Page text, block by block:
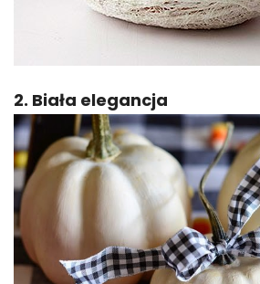
2. Biała elegancja